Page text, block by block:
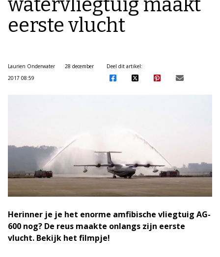
watervliegtuig maakt
eerste vlucht
Laurien Onderwater
28 december
2017 08:59
Deel dit artikel:
Herinner je je het enorme amfibische vliegtuig AG-
600 nog? De reus maakte onlangs zijn eerste
vlucht. Bekijk het filmpje!